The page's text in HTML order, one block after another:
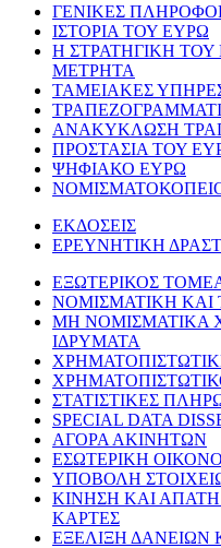
ΓΕΝΙΚΕΣ
ΙΣΤΟΡΙΑ ΤΟΥ ΕΥΡΩ
Η ΣΤΡΑΤΗΓΙΚΗ
ΜΕΤΡΗΤΑ
ΤΑΜΕΙΑΚΕΣ
ΑΝΑΚΥΚΛΩΣΗ
ΠΡΟΣΤΑΣΙΑ ΤΟΥ
ΨΗΦΙΑΚΟ ΕΥΡΩ
ΕΚΔΟΣΕΙΣ
ΕΡΕΥΝΗΤΙΚΗ
ΕΞΩΤΕΡΙΚΟΣ
ΝΟΜΙΣΜΑΤΙΚΗ ΚΑΙ
ΜΗ ΝΟΜΙΣΜΑΤΙΚΑ
ΙΔΡΥΜΑΤΑ
ΣΤΑΤΙΣΤΙΚΕΣ
SPECIAL DATA
ΑΓΟΡΑ ΑΚΙΝΗΤΩΝ
ΕΣΩΤΕΡΙΚΗ
ΥΠΟΒΟΛΗ
ΚΙΝΗΣΗ ΚΑΙ
ΚΑΡΤΕΣ
ΕΞΕΛΙΞΗ ΔΑΝΕΙΩΝ